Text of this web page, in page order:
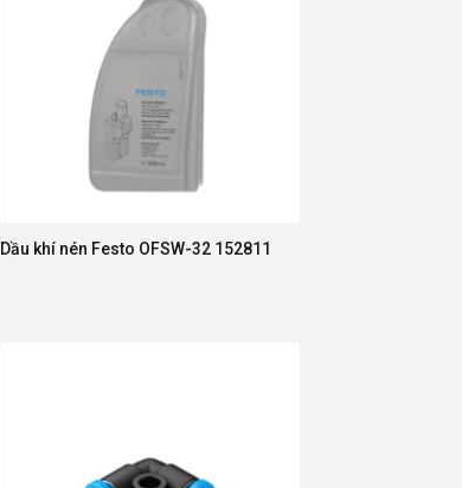
Dầu khí nén Festo OFSW-32 152811